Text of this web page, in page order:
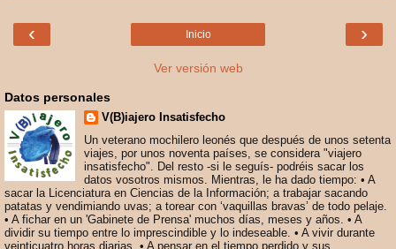
‹ ›
Inicio
Ver versión web
Datos personales
V(B)iajero Insatisfecho
Un veterano mochilero leonés que después de unos setenta
viajes, por unos noventa países, se considera "viajero
insatisfecho". Del resto -si le seguís- podréis sacar los
datos vosotros mismos. Mientras, le ha dado tiempo: • A
sacar la Licenciatura en Ciencias de la Información; a trabajar sacando
patatas y vendimiando uvas; a torear con ‘vaquillas bravas’ de todo pelaje.
• A fichar en un 'Gabinete de Prensa' muchos días, meses y años. • A
dividir su tiempo entre lo imprescindible y lo indeseable. • A vivir durante
veinticuatro horas diarias. • A pensar en el tiempo perdido y sus